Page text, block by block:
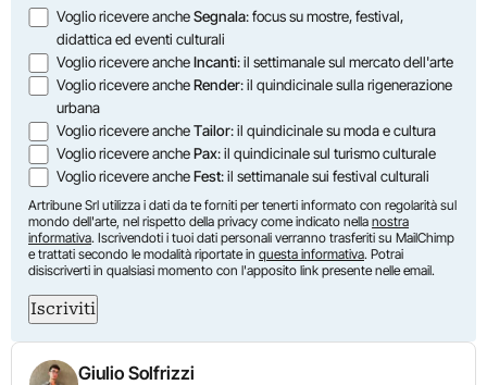
Opzioni
Voglio ricevere ancheSegnala: focus su mostre, festival,
didattica ed eventi culturali
Voglio ricevere ancheIncanti: il settimanale sul mercato dell'arte
Voglio ricevere ancheRender: il quindicinale sulla rigenerazione
urbana
Voglio ricevere ancheTailor: il quindicinale su moda e cultura
Voglio ricevere anchePax: il quindicinale sul turismo culturale
Voglio ricevere ancheFest: il settimanale sui festival culturali
Artribune Srl utilizza i dati da te forniti per tenerti informato con regolarità sul
mondo dell'arte, nel rispetto della privacy come indicato nella nostra
informativa. Iscrivendoti i tuoi dati personali verranno trasferiti su MailChimp
e trattati secondo le modalità riportate in questa informativa. Potrai
disiscriverti in qualsiasi momento con l'apposito link presente nelle email.
Iscriviti
Giulio Solfrizzi